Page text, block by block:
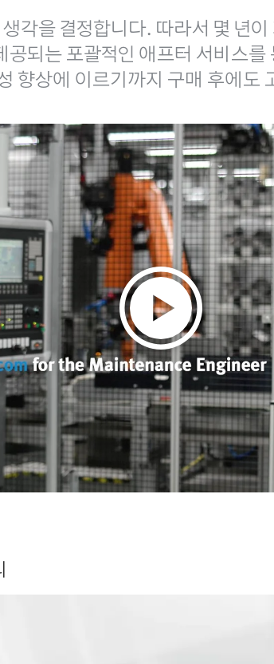
각을 결정합니다. 따라서 몇 년
공되는 포괄적인 애프터 서비스
향상에 이르기까지 구매 후에도